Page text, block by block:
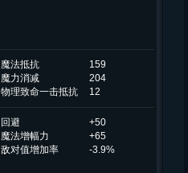
魔法抵抗
159
魔力消减
204
物理致命一击抵抗 12
回避
+50
魔法增幅力
+65
敌对值增加率
-3.9%